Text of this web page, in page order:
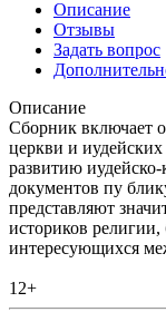
Описание
Отзывы
Задать вопрос
Описание
Сборник включает
церкви и
развитию
документов пу
представляют
историков религии,
интересующихся
12+